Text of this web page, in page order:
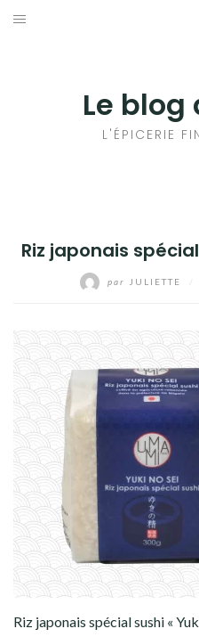
Aller
Le blog
L'ÉPICERIE
Riz japonais
par JULIETTE
Riz japonais spécial sushi «